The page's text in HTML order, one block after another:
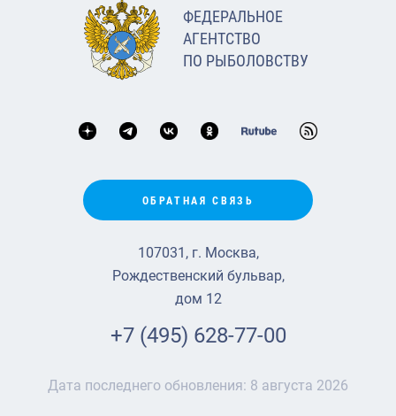
ФЕДЕРАЛЬНОЕ
АГЕНТСТВО
ПО РЫБОЛОВСТВУ
ОБРАТНАЯ СВЯЗЬ
107031, г. Москва,
Рождественский бульвар,
дом 12
+7 (495) 628-77-00
Дата последнего обновления: 8 августа 2026